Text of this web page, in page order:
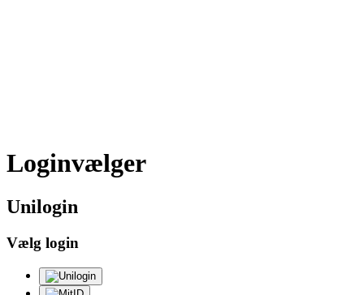
Loginvælger
Unilogin
Vælg login